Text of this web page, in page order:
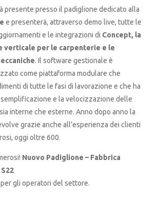
presente presso il padiglione dedicato alla
e presenterà, attraverso demo live, tutte le
e le integrazioni di Concept, la
verticale per le carpenterie e le
. Il software gestionale è
come piattaforma modulare che
di tutte le fasi di lavorazione e che ha
e la velocizzazione delle
interne che esterne. Anno dopo anno la
grazie anche all’esperienza dei clienti
oggi oltre 600.
Nuovo Padiglione – Fabbrica
gli operatori del settore.